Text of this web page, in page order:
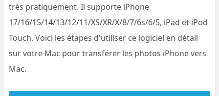
très pratiquement. Il supporte iPhone
17/16/15/14/13/12/11/XS/XR/X/8/7/6s/6/5, iPad et iPod
Touch. Voici les étapes d'utiliser ce logiciel en détail
sur votre Mac pour transférer les photos iPhone vers
Mac.